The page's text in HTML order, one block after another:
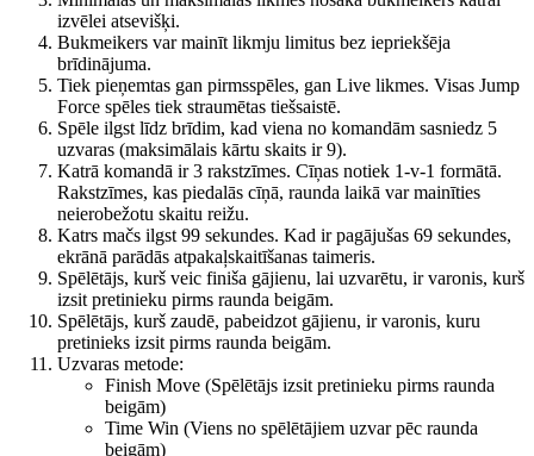
izvēlei atsevišķi.
Bukmeikers var mainīt likmju limitus bez iepriekšēja
brīdinājuma.
Tiek pieņemtas gan pirmsspēles, gan Live likmes. Visas Jump
Force spēles tiek straumētas tiešsaistē.
Spēle ilgst līdz brīdim, kad viena no komandām sasniedz 5
uzvaras (maksimālais kārtu skaits ir 9).
Katrā komandā ir 3 rakstzīmes. Cīņas notiek 1-v-1 formātā.
Rakstzīmes, kas piedalās cīņā, raunda laikā var mainīties
neierobežotu skaitu reižu.
Katrs mačs ilgst 99 sekundes. Kad ir pagājušas 69 sekundes,
ekrānā parādās atpakaļskaitīšanas taimeris.
Spēlētājs, kurš veic finiša gājienu, lai uzvarētu, ir varonis, kurš
izsit pretinieku pirms raunda beigām.
Spēlētājs, kurš zaudē, pabeidzot gājienu, ir varonis, kuru
pretinieks izsit pirms raunda beigām.
Uzvaras metode:
Finish Move (Spēlētājs izsit pretinieku pirms raunda
beigām)
Time Win (Viens no spēlētājiem uzvar pēc raunda
beigām)